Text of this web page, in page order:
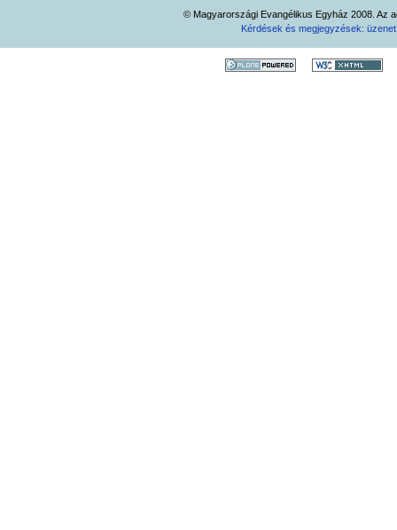
© Magyarországi Evangélikus Egyház 2008. Az
Kérdések és megjegyzések: